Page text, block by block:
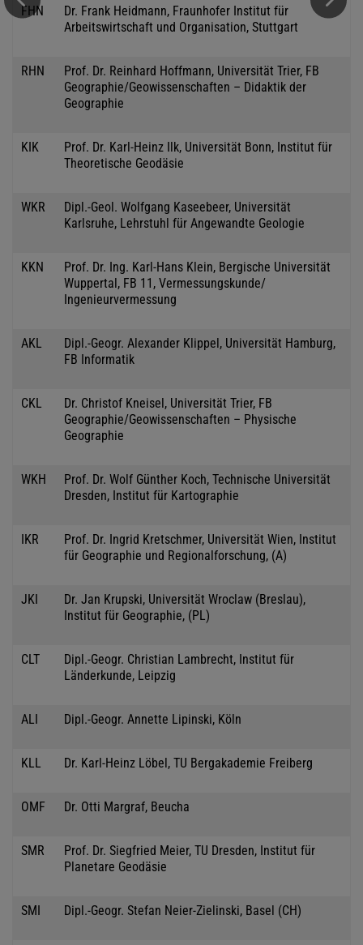
FHN
Dr. Frank Heidmann, Fraunhofer Institut für
Arbeitswirtschaft und Organisation, Stuttgart
RHN
Prof. Dr. Reinhard Hoffmann, Universität Trier, FB
Geographie/Geowissenschaften – Didaktik der
Geographie
KIK
Prof. Dr. Karl-Heinz Ilk, Universität Bonn, Institut für
Theoretische Geodäsie
WKR
Dipl.-Geol. Wolfgang Kaseebeer, Universität
Karlsruhe, Lehrstuhl für Angewandte Geologie
KKN
Prof. Dr. Ing. Karl-Hans Klein, Bergische Universität
Wuppertal, FB 11, Vermessungskunde/
Ingenieurvermessung
AKL
Dipl.-Geogr. Alexander Klippel, Universität Hamburg,
FB Informatik
CKL
Dr. Christof Kneisel, Universität Trier, FB
Geographie/Geowissenschaften – Physische
Geographie
WKH
Prof. Dr. Wolf Günther Koch, Technische Universität
Dresden, Institut für Kartographie
IKR
Prof. Dr. Ingrid Kretschmer, Universität Wien, Institut
für Geographie und Regionalforschung, (A)
JKI
Dr. Jan Krupski, Universität Wroclaw (Breslau),
Institut für Geographie, (PL)
CLT
Dipl.-Geogr. Christian Lambrecht, Institut für
Länderkunde, Leipzig
ALI Dipl.-Geogr. Annette Lipinski, Köln
KLL Dr. Karl-Heinz Löbel, TU Bergakademie Freiberg
OMF Dr. Otti Margraf, Beucha
SMR
Prof. Dr. Siegfried Meier, TU Dresden, Institut für
Planetare Geodäsie
SMI Dipl.-Geogr. Stefan Neier-Zielinski, Basel (CH)